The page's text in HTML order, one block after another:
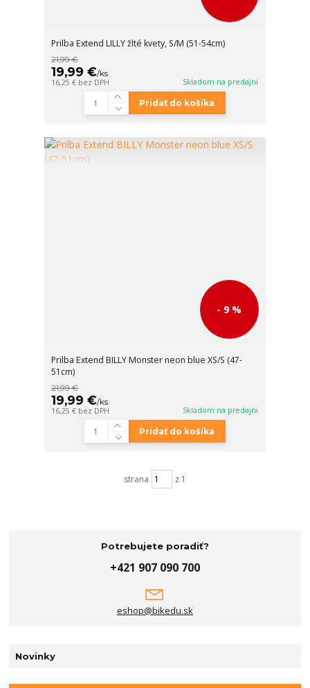
Prilba Extend LILLY žlté kvety, S/M (51-54cm)
21,99 €
19,99 €/ks
16,25 € bez DPH Skladom na predajni
Pridať do košíka
- 9 %
Prilba Extend BILLY Monster neon blue XS/S (47-
51cm)
21,99 €
19,99 €/ks
16,25 € bez DPH Skladom na predajni
Pridať do košíka
strana z 1
Potrebujete poradiť?
+421 907 090 700
eshop@bikedu.sk
Novinky